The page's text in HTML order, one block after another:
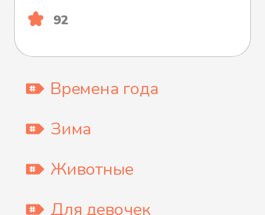
92
Времена года
Зима
Животные
Для девочек